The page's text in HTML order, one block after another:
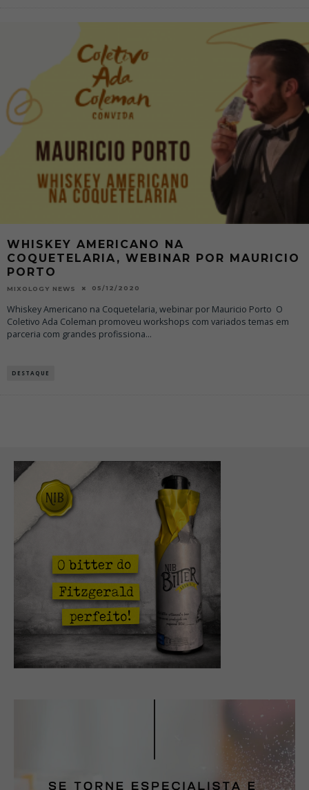
WHISKEY AMERICANO NA
COQUETELARIA, WEBINAR POR MAURICIO
PORTO
MIXOLOGY NEWS 05/12/2020
Whiskey Americano na Coquetelaria, webinar por Mauricio Porto O
Coletivo Ada Coleman promoveu workshops com variados temas em
parceria com grandes profissiona...
DESTAQUE